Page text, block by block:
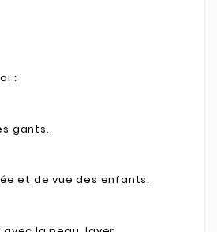
:
gants.
et de vue des enfants.